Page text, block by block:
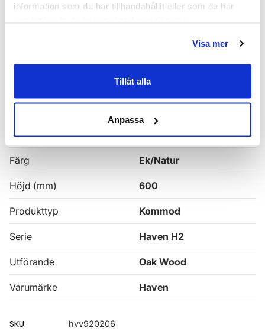
information som du har tillhandahållit eller som de har
Visa mer
Tillåt alla
Anpassa
Haven H2 Kommoder
Djup (mm) 465
Färg Ek/Natur
Höjd (mm) 600
Produkttyp Kommod
Serie Haven H2
Utförande Oak Wood
Varumärke Haven
SKU: hvv920206